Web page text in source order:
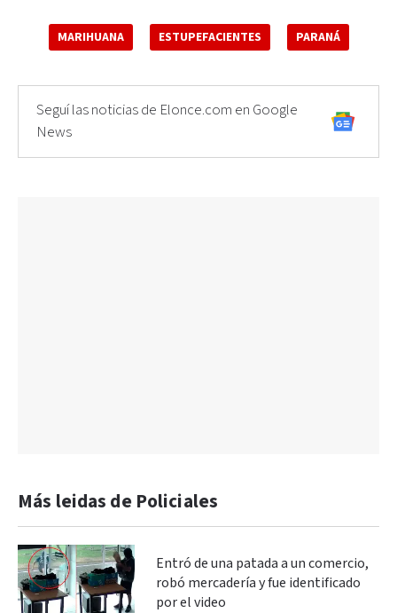
MARIHUANA ESTUPEFACIENTES PARANÁ
Seguí las noticias de Elonce.com en Google
News
Más leidas de Policiales
Entró de una patada a un comercio,
robó mercadería y fue identificado
por el video